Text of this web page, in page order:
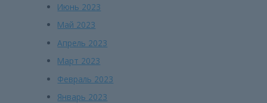
Июнь 2023
Май 2023
Апрель 2023
Март 2023
Февраль 2023
Январь 2023